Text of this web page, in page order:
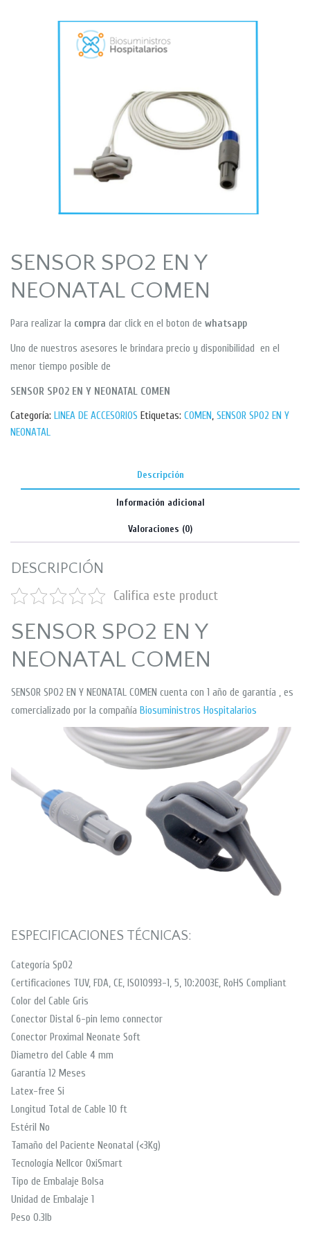
SENSOR SPO2 EN Y
NEONATAL COMEN
Para realizar la compra dar click en el boton de whatsapp
Uno de nuestros asesores le brindara precio y disponibilidad en el
menor tiempo posible de
SENSOR SPO2 EN Y NEONATAL COMEN
Categoría: LINEA DE ACCESORIOS Etiquetas: COMEN, SENSOR SPO2 EN Y
NEONATAL
Descripción
Información adicional
Valoraciones (0)
DESCRIPCIÓN
Califica este product
SENSOR SPO2 EN Y
NEONATAL COMEN
SENSOR SPO2 EN Y NEONATAL COMEN cuenta con 1 año de garantía , es
comercializado por la compañía Biosuministros Hospitalarios
ESPECIFICACIONES TÉCNICAS:
Categoría SpO2
Certificaciones TUV, FDA, CE, ISO10993-1, 5, 10:2003E, RoHS Compliant
Color del Cable Gris
Conector Distal 6-pin lemo connector
Conector Proximal Neonate Soft
Diametro del Cable 4 mm
Garantía 12 Meses
Latex-free Si
Longitud Total de Cable 10 ft
Estéril No
Tamaño del Paciente Neonatal (<3Kg)
Tecnología Nellcor OxiSmart
Tipo de Embalaje Bolsa
Unidad de Embalaje 1
Peso 0.3lb